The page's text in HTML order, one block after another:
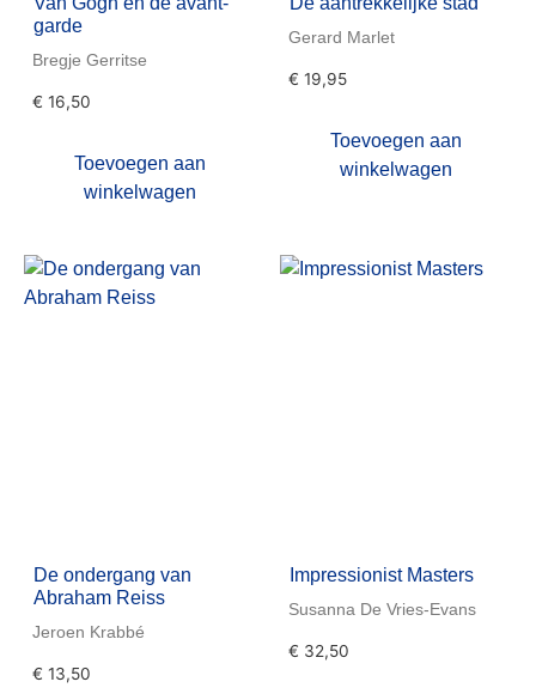
garde
Bregje Gerritse
€ 16,50
Toevoegen aan
winkelwagen
Gerard Marlet
€ 19,95
Toevoegen aan
winkelwagen
De ondergang van
Abraham Reiss
Jeroen Krabbé
€ 13,50
Impressionist Masters
Susanna De Vries-Evans
€ 32,50